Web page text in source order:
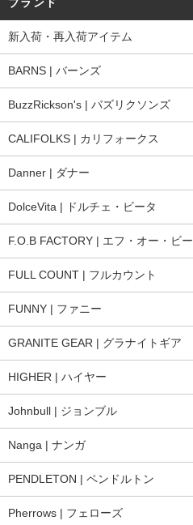
新入荷・再入荷アイテム
BARNS | バーンズ
BuzzRickson's | バズリクソンズ
CALIFOLKS | カリフォークス
Danner | ダナー
DolceVita | ドルチェ・ビータ
F.O.B FACTORY | エフ・オー・ビ
FULL COUNT | フルカウント
FUNNY | ファニー
GRANITE GEAR | グラナイトギア
HIGHER | ハイヤー
Johnbull | ジョンブル
Nanga | ナンガ
PENDLETON | ペンドルトン
Pherrows | フェローズ